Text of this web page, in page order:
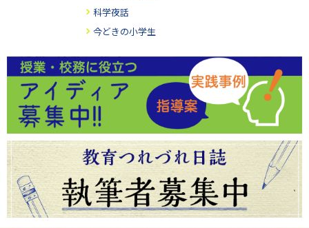
科学夜話
今どきの小学生